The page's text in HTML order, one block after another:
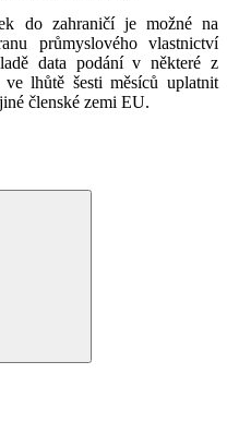
do zahraničí je možné na
průmyslového vlastnictví
data podání v některé z
lhůtě šesti měsíců uplatnit
členské zemi EU.